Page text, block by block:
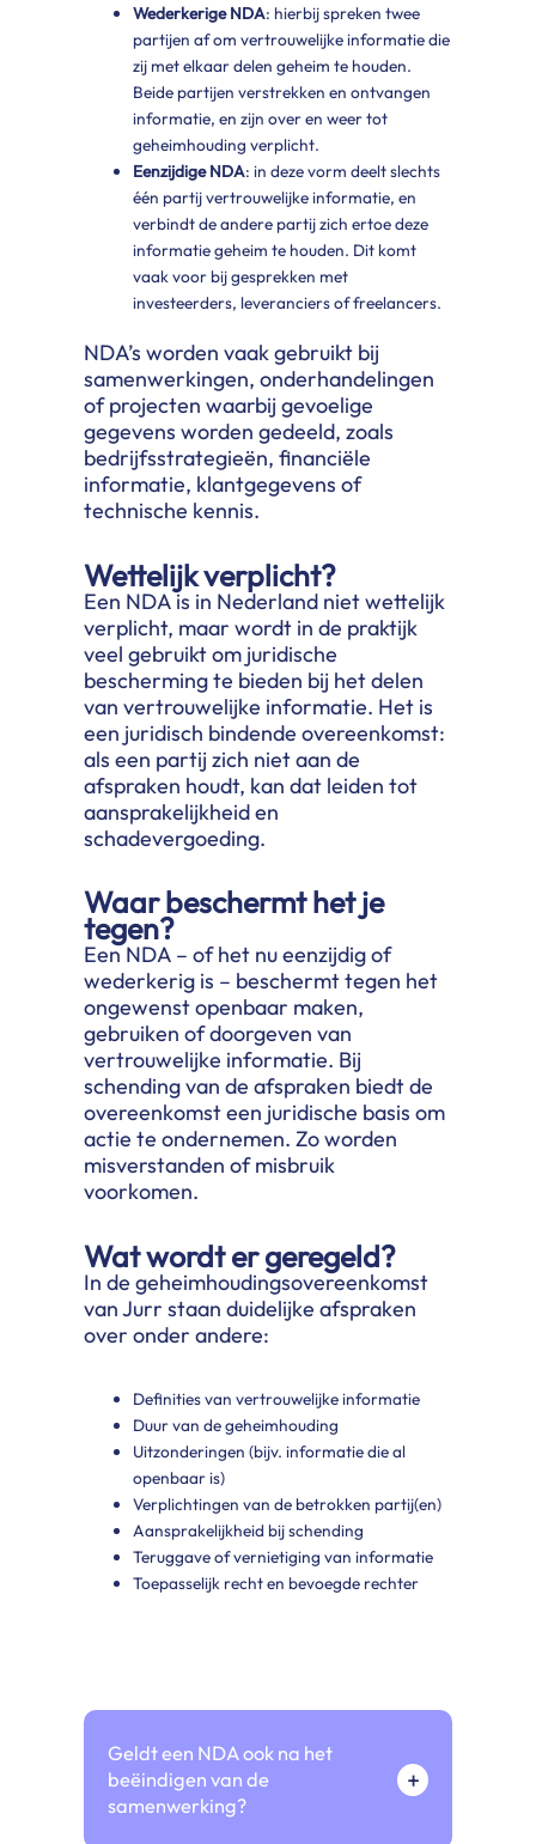
Wederkerige NDA: hierbij spreken twee
partijen af om vertrouwelijke informatie die
zij met elkaar delen geheim te houden.
Beide partijen verstrekken en ontvangen
informatie, en zijn over en weer tot
geheimhouding verplicht.
Eenzijdige NDA: in deze vorm deelt slechts
één partij vertrouwelijke informatie, en
verbindt de andere partij zich ertoe deze
informatie geheim te houden. Dit komt
vaak voor bij gesprekken met
investeerders, leveranciers of freelancers.
NDA’s worden vaak gebruikt bij
samenwerkingen, onderhandelingen
of projecten waarbij gevoelige
gegevens worden gedeeld, zoals
bedrijfsstrategieën, financiële
informatie, klantgegevens of
technische kennis.
Wettelijk verplicht?
Een NDA is in Nederland niet wettelijk
verplicht, maar wordt in de praktijk
veel gebruikt om juridische
bescherming te bieden bij het delen
van vertrouwelijke informatie. Het is
een juridisch bindende overeenkomst:
als een partij zich niet aan de
afspraken houdt, kan dat leiden tot
aansprakelijkheid en
schadevergoeding.
Waar beschermt het je
tegen?
Een NDA – of het nu eenzijdig of
wederkerig is – beschermt tegen het
ongewenst openbaar maken,
gebruiken of doorgeven van
vertrouwelijke informatie. Bij
schending van de afspraken biedt de
overeenkomst een juridische basis om
actie te ondernemen. Zo worden
misverstanden of misbruik
voorkomen.
Wat wordt er geregeld?
In de geheimhoudingsovereenkomst
van Jurr staan duidelijke afspraken
over onder andere:
Definities van vertrouwelijke informatie
Duur van de geheimhouding
Uitzonderingen (bijv. informatie die al
openbaar is)
Verplichtingen van de betrokken partij(en)
Aansprakelijkheid bij schending
Teruggave of vernietiging van informatie
Toepasselijk recht en bevoegde rechter
Geldt een NDA ook na het
beëindigen van de
samenwerking?
+